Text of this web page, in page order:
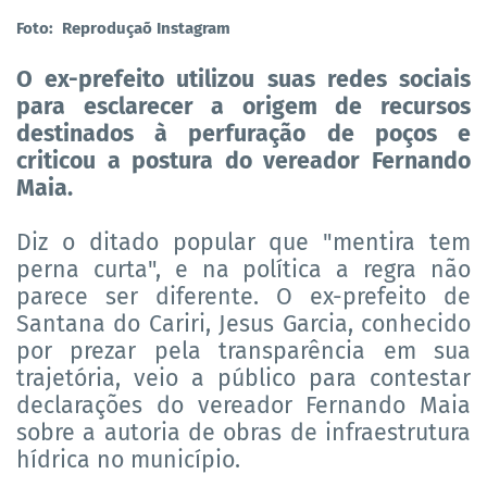
Foto: Reproduçaõ Instagram
O ex-prefeito utilizou suas redes sociais
para esclarecer a origem de recursos
destinados à perfuração de poços e
criticou a postura do vereador Fernando
Maia.
Diz o ditado popular que "mentira tem
perna curta", e na política a regra não
parece ser diferente. O ex-prefeito de
Santana do Cariri, Jesus Garcia, conhecido
por prezar pela transparência em sua
trajetória, veio a público para contestar
declarações do vereador Fernando Maia
sobre a autoria de obras de infraestrutura
hídrica no município.